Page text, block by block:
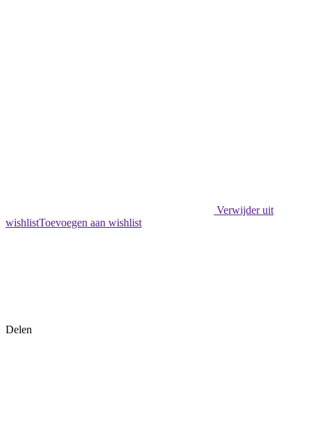
Verwijder uit
wishlistToevoegen aan wishlist
Delen